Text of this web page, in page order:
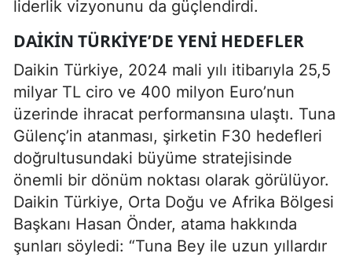
liderlik vizyonunu da güçlendirdi.
DAIKIN TÜRKIYE’DE YENI HEDEFLER
Daikin Türkiye, 2024 mali yılı itibarıyla 25,5
milyar TL ciro ve 400 milyon Euro’nun
üzerinde ihracat performansına ulaştı. Tuna
Gülenç’in atanması, şirketin F30 hedefleri
doğrultusundaki büyüme stratejisinde
önemli bir dönüm noktası olarak görülüyor.
Daikin Türkiye, Orta Doğu ve Afrika Bölgesi
Başkanı Hasan Önder, atama hakkında
şunları söyledi: “Tuna Bey ile uzun yıllardır